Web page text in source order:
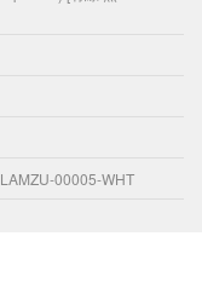
LAMZU-00005-WHT